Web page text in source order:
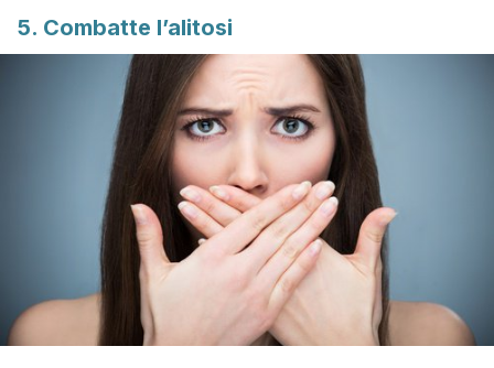
5. Combatte l’alitosi